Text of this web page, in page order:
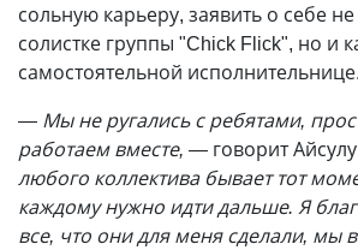
сольную карьеру, заявить о себе не
солистке группы "Chick Flick", но и
самостоятельной исполнительнице.
— Мы не ругались с ребятами,
работаем вместе, — говорит
любого коллектива бывает тот
каждому нужно идти дальше. Я
все, что они для меня сделали, мы